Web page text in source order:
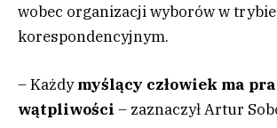
wobec organizacji wyborów w trybie
korespondencyjnym.
– Każdymyślący człowiek ma
wątpliwości – zaznaczył Artur